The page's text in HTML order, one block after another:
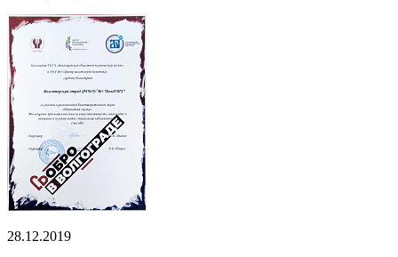
28.12.2019